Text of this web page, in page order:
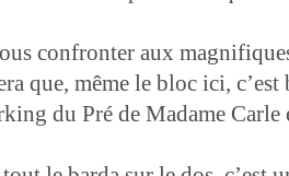
confronter aux
que, même le bloc ici, c’est
du Pré de Madame